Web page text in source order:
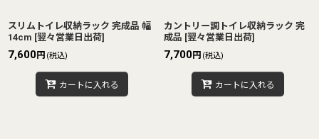
スリムトイレ収納ラック 完成品 幅
14cm [翌々営業日出荷]
7,600円 (税込)
カートに入れる
カントリー調トイレ収納ラック 完
成品 [翌々営業日出荷]
7,700円 (税込)
カートに入れる